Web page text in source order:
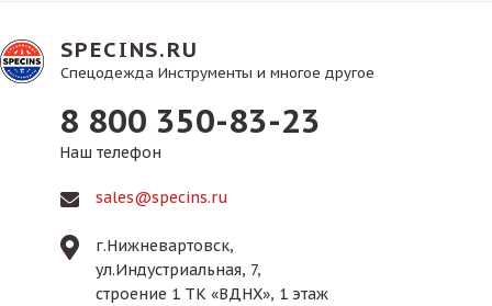
SPECINS.RU
Спецодежда Инструменты и многое другое
8 800 350-83-23
Наш телефон
sales@specins.ru
г.Нижневартовск,
ул.Индустриальная, 7,
строение 1 ТК «ВДНХ», 1 этаж